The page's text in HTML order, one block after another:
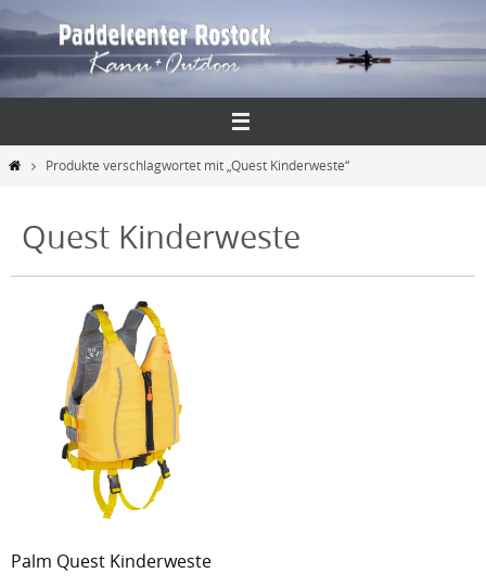
Inhalt
springen
StartProdukte verschlagwortet mit „Quest Kinderweste“
Quest Kinderweste
Palm Quest Kinderweste